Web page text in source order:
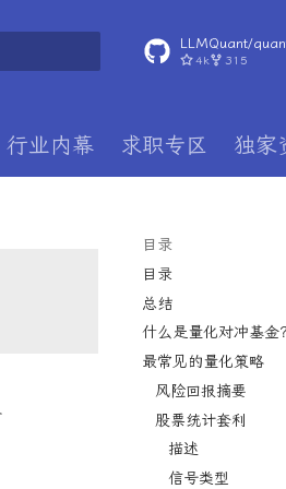
LLMQuant/
4k 315
行业内幕 求职专区 独家
目录
目录
总结
什么是量化对冲基金？
最常见的量化策略
风险回报摘要
股票统计套利
描述
信号类型